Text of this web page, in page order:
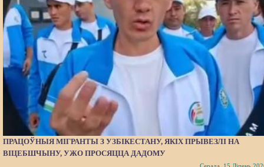
ПРАЦОЎНЫЯ МІГРАНТЫ З УЗБІКЕСТАНУ, ЯКІХ ПРЫВЕЗЛІ НА
ВІЦЕБШЧЫНУ, УЖО ПРОСЯЦЦА ДАДОМУ